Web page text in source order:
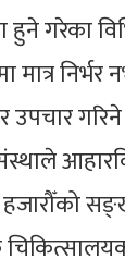
हुने गरेका
मात्र
उपचार